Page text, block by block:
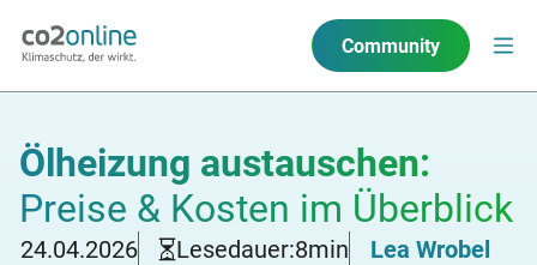
Community
Ölheizung austauschen:
Preise & Kosten im Überblick
24.04.2026 Lesedauer:8min Lea Wrobel